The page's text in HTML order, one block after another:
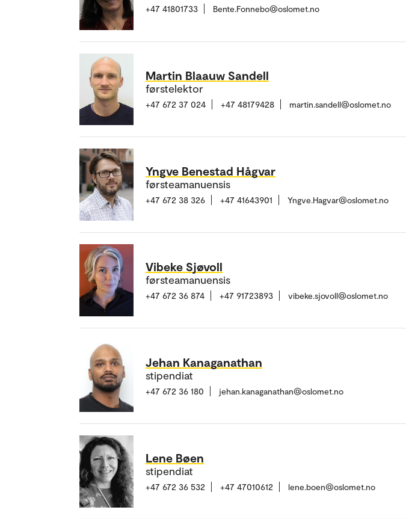
+47 41801733 Bente.Fonnebo@oslomet.no
Martin Blaauw Sandell
førstelektor
+47 672 37 024 +47 48179428 martin.sandell@oslomet.no
Yngve Benestad Hågvar
førsteamanuensis
+47 672 38 326 +47 41643901 Yngve.Hagvar@oslomet.no
Vibeke Sjøvoll
førsteamanuensis
+47 672 36 874 +47 91723893 vibeke.sjovoll@oslomet.no
Jehan Kanaganathan
stipendiat
+47 672 36 180 jehan.kanaganathan@oslomet.no
Lene Bøen
stipendiat
+47 672 36 532 +47 47010612 lene.boen@oslomet.no